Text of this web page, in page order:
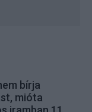
bírja
mióta